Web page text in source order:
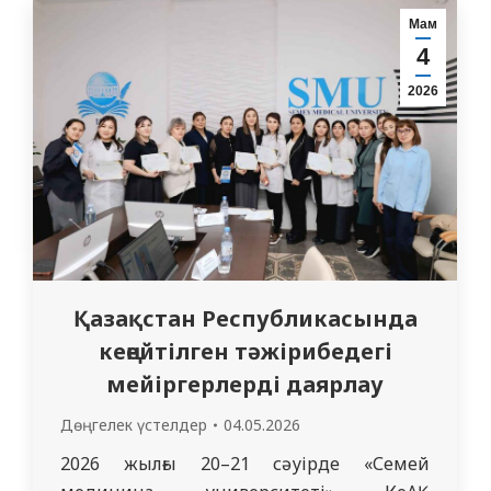
жұмысын жүргізді. Іс-шара барысында
білім алушыларға әскери кафедраға
қабылдау тәртібі, оқу шарттары, сондай-
ақ үміткерлерге қойылатын талаптар
туралы толық ақпарат ұсынылды.
Әсіресе…
Мам
4
2026
Қазақстан Республикасында
кеңейтілген тәжірибедегі
мейіргерлерді даярлау
Дөңгелек үстелдер 04.05.2026
2026 жылғы 20–21 сәуірде «Семей